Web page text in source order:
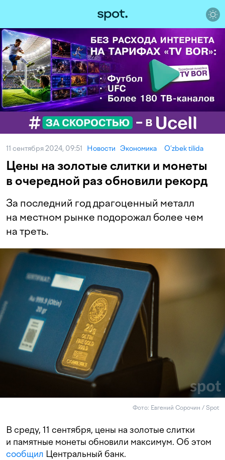
11 сентября 2024, 09:51 Новости Экономика O‘zbek tilida
Цены на золотые слитки и монеты
в очередной раз обновили рекорд
За последний год драгоценный металл
на местном рынке подорожал более чем
на треть.
Фото: Евгений Сорочин / Spot
В среду, 11 сентября, цены на золотые слитки
и памятные монеты обновили максимум. Об этом
сообщил Центральный банк.